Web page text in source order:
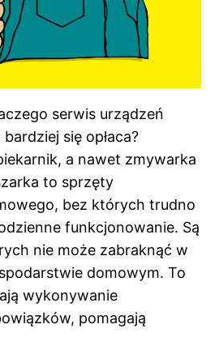
serwis urządzeń
się opłaca?
a nawet zmywarka
to sprzęty
bez których trudno
funkcjonowanie. Są
nie może zabraknąć w
domowym. To
wykonywanie
pomagają